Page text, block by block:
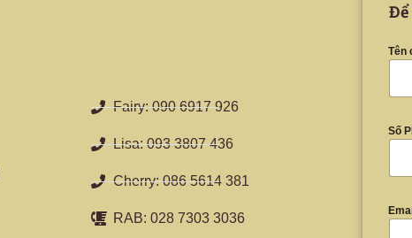
Fairy: 090 6917 926
Lisa: 093 3807 436
Cherry: 086 5614 381
RAB: 028 7303 3036
Để
Tên
Số